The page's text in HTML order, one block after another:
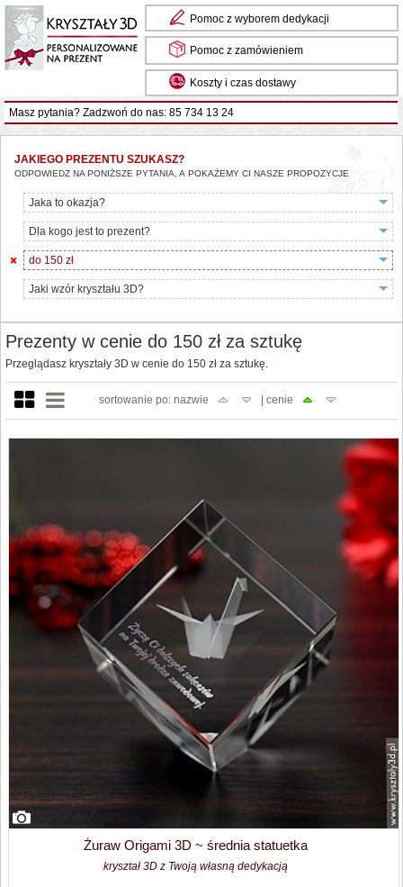
Pomoc z wyborem dedykacji
Pomoc z zamówieniem
Koszty i czas dostawy
Masz pytania? Zadzwoń do nas: 85 734 13 24
JAKIEGO PREZENTU SZUKASZ?
ODPOWIEDZ NA PONIŻSZE PYTANIA, A POKAŻEMY CI NASZE PROPOZYCJE
Jaka to okazja?
Dla kogo jest to prezent?
do 150 zł
Jaki wzór kryształu 3D?
Prezenty w cenie do 150 zł za sztukę
Przeglądasz kryształy 3D w cenie do 150 zł za sztukę.
sortowanie po: nazwie | cenie
Żuraw Origami 3D ~ średnia statuetka
kryształ 3D z Twoją własną dedykacją